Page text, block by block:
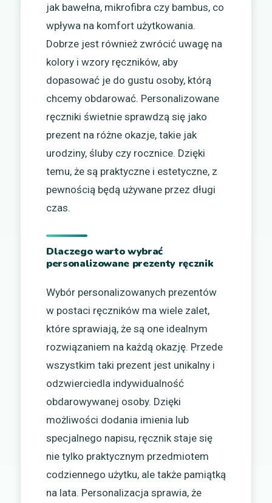
jak bawełna, mikrofibra czy bambus, co
wpływa na komfort użytkowania.
Dobrze jest również zwrócić uwagę na
kolory i wzory ręczników, aby
dopasować je do gustu osoby, którą
chcemy obdarować. Personalizowane
ręczniki świetnie sprawdzą się jako
prezent na różne okazje, takie jak
urodziny, śluby czy rocznice. Dzięki
temu, że są praktyczne i estetyczne, z
pewnością będą używane przez długi
czas.
Dlaczego warto wybrać
personalizowane prezenty ręcznik
Wybór personalizowanych prezentów
w postaci ręczników ma wiele zalet,
które sprawiają, że są one idealnym
rozwiązaniem na każdą okazję. Przede
wszystkim taki prezent jest unikalny i
odzwierciedla indywidualność
obdarowywanej osoby. Dzięki
możliwości dodania imienia lub
specjalnego napisu, ręcznik staje się
nie tylko praktycznym przedmiotem
codziennego użytku, ale także pamiątką
na lata. Personalizacja sprawia, że